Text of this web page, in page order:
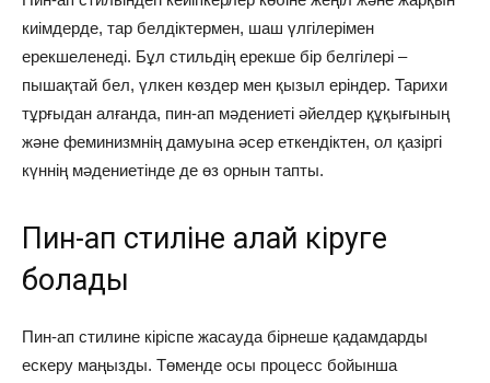
киімдерде, тар белдіктермен, шаш үлгілерімен
ерекшеленеді. Бұл стильдің ерекше бір белгілері –
пышақтай бел, үлкен көздер мен қызыл еріндер. Тарихи
тұрғыдан алғанда, пин-ап мәдениеті әйелдер құқығының
және феминизмнің дамуына әсер еткендіктен, ол қазіргі
күннің мәдениетінде де өз орнын тапты.
Пин-ап стиліне қалай кіруге
болады
Пин-ап стилине кіріспе жасауда бірнеше қадамдарды
ескеру маңызды. Төменде осы процесс бойынша